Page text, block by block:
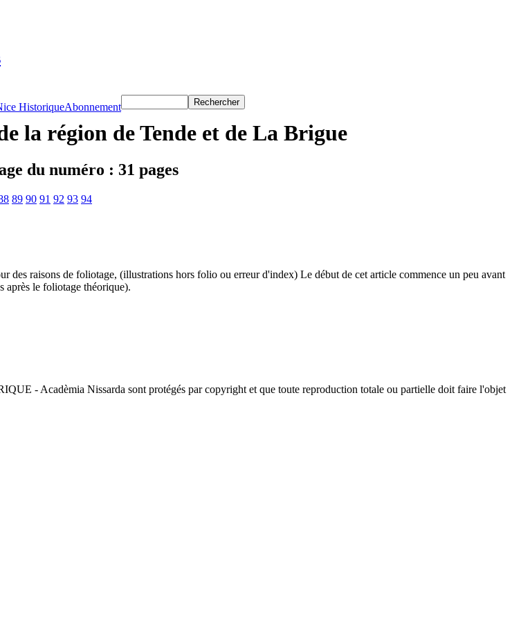
HistoriqueAbonnement
la région de Tende et de La Brigue
du numéro : 31 pages
89 90 91 92 93 94
des raisons de foliotage, (illustrations hors folio ou erreur d'index) Le début de cet article commence un peu avant
après le foliotage théorique).
- Acadèmia Nissarda sont protégés par copyright et que toute reproduction totale ou partielle doit faire l'objet